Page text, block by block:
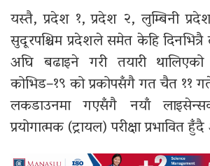
यस्तै, प्रदेश १, प्रदेश २, लुम्बिनी
सुदूरपश्चिम प्रदेशले समेत केहि दिनभित्रै
अघि बढाइने गरी तयारी
कोभिड–१९ को प्रकोपसँगै गत चैत ११
लकडाउनमा गएसँगै नयाँ
प्रयोगात्मक (ट्रायल) परीक्षा प्रभावित